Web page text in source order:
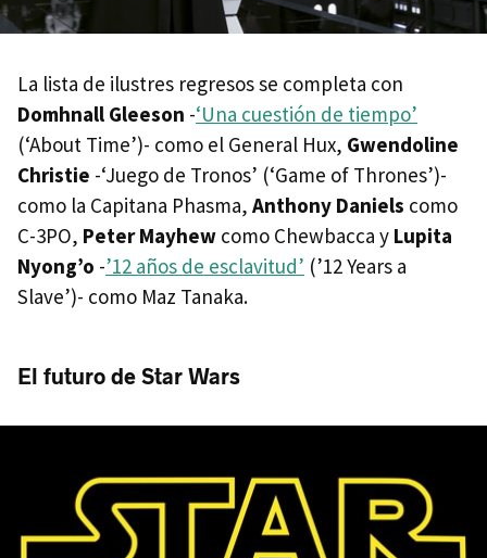
La lista de ilustres regresos se completa con
Domhnall Gleeson -‘Una cuestión de tiempo’
(‘About Time’)- como el General Hux, Gwendoline
Christie -‘Juego de Tronos’ (‘Game of Thrones’)-
como la Capitana Phasma, Anthony Daniels como
C-3PO, Peter Mayhew como Chewbacca y Lupita
Nyong’o -’12 años de esclavitud’ (’12 Years a
Slave’)- como Maz Tanaka.
El futuro de Star Wars